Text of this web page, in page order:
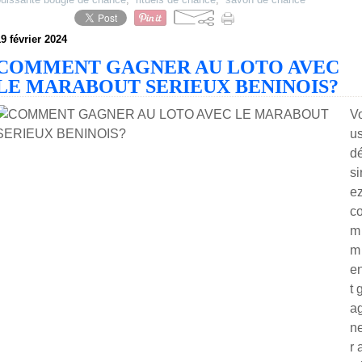
février 2024
GAGNER AU LOTO AVEC
MARABOUT SERIEUX BENINOIS?
ez
m
m
t g
r